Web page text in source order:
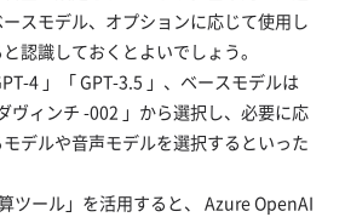
スモデル、オプションに応じて使用し
認識しておくとよいでしょう。
4 」「 GPT-3.5 」、ベースモデルは
ヴィンチ -002 」から選択し、必要に応
デルや音声モデルを選択するといった
ツール」を活用すると、 Azure OpenAI